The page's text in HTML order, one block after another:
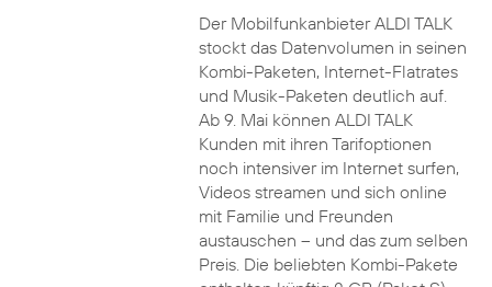
Der Mobilfunkanbieter ALDI TALK
stockt das Datenvolumen in seinen
Kombi-Paketen, Internet-Flatrates
und Musik-Paketen deutlich auf.
Ab 9. Mai können ALDI TALK
Kunden mit ihren Tarifoptionen
noch intensiver im Internet surfen,
Videos streamen und sich online
mit Familie und Freunden
austauschen – und das zum selben
Preis. Die beliebten Kombi-Pakete